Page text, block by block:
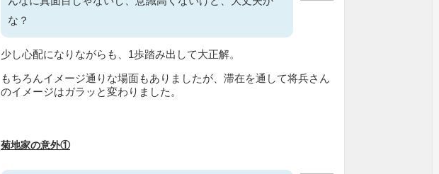
な？
少し心配になりながらも、1歩踏み出して大正解。
もちろんイメージ通りな場面もありましたが、滞在を通して将兵さん
のイメージはガラッと変わりました。
菊地家の意外①